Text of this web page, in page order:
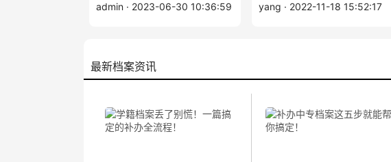
admin · 2023-06-30 10:36:59
yang · 2022-11-18 15:52:17
最新档案资讯